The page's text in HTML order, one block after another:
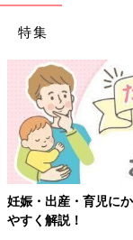
特集
妊娠・出産・育児に
やすく解説！